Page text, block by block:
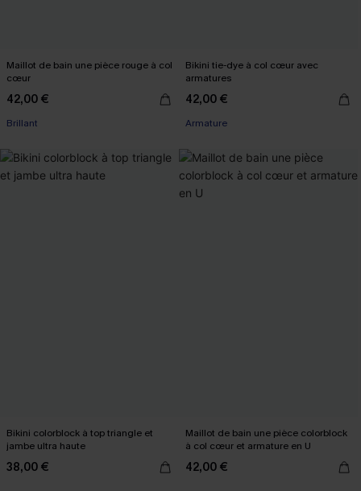
Maillot de bain une pièce rouge à col
cœur
42,00 €
Brillant
Bikini tie-dye à col cœur avec
armatures
42,00 €
Armature
Bikini colorblock à top triangle et
jambe ultra haute
38,00 €
Maillot de bain une pièce colorblock
à col cœur et armature en U
42,00 €